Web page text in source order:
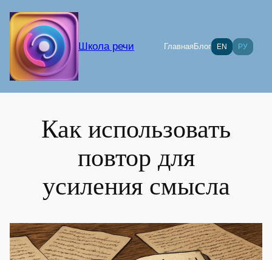
содержимому
Школа речи ГлавнаяБлог EN РУ
Как использовать
повтор для
усиления смысла